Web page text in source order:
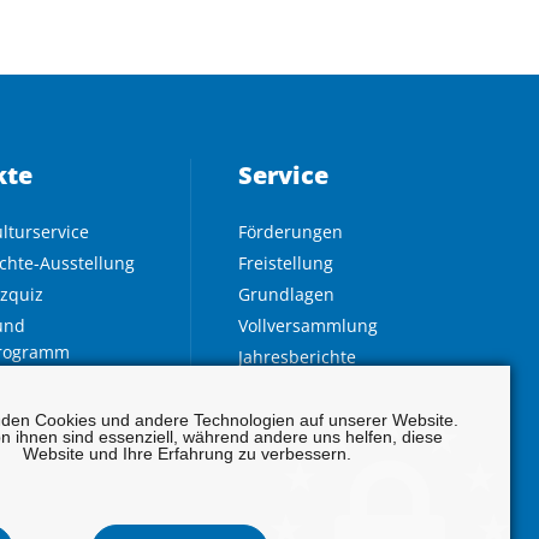
Cookies und andere Technologien auf unserer Website.
ihnen sind essenziell, während andere uns helfen, diese
Website und Ihre Erfahrung zu verbessern.
Ausstellung
Service
Förderungen
Freistellung
Grundlagen
Vollversammlung
Jahresberichte
Beschlüsse